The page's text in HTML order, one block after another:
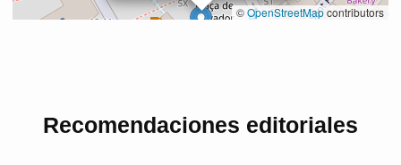
Recomendaciones editoriales